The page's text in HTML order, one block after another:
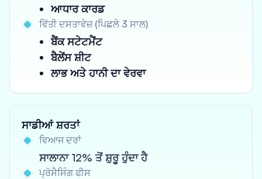
ਆਧਾਰ ਕਾਰਡ
ਵਿੱਤੀ ਦਸਤਾਵੇਜ਼ (ਪਿਛਲੇ 3 ਸਾਲ)
ਬੈਂਕ ਸਟੇਟਮੈਂਟ
ਬੈਲੇਂਸ ਸ਼ੀਟ
ਲਾਭ ਅਤੇ ਹਾਨੀ ਦਾ ਵੇਰਵਾ
ਸਾਡੀਆਂ ਸ਼ਰਤਾਂ
ਵਿਆਜ ਦਰਾਂ
ਸਾਲਾਨਾ 12% ਤੋਂ ਸ਼ੁਰੂ ਹੁੰਦਾ ਹੈ
ਪ੍ਰੋਸੈਸਿੰਗ ਫੀਸ